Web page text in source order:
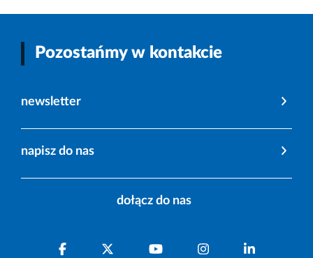
Pozostańmy w kontakcie
newsletter
napisz do nas
dołącz do nas